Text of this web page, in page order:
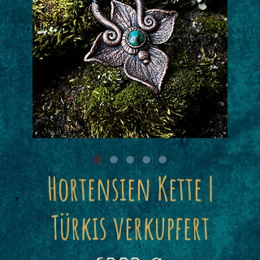
Hortensien Kette |
Türkis verkupfert